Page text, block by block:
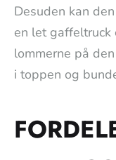
Desuden kan
en let
lommerne på
i toppen og